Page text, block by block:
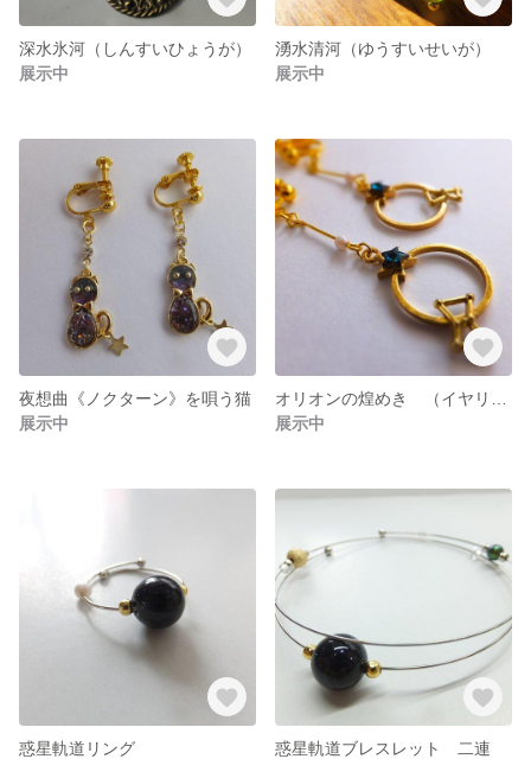
深水氷河（しんすいひょうが）
展示中
湧水清河（ゆうすいせいが）
展示中
夜想曲《ノクターン》を唄う猫
展示中
展示中
惑星軌道リング
惑星軌道ブレスレット 二連